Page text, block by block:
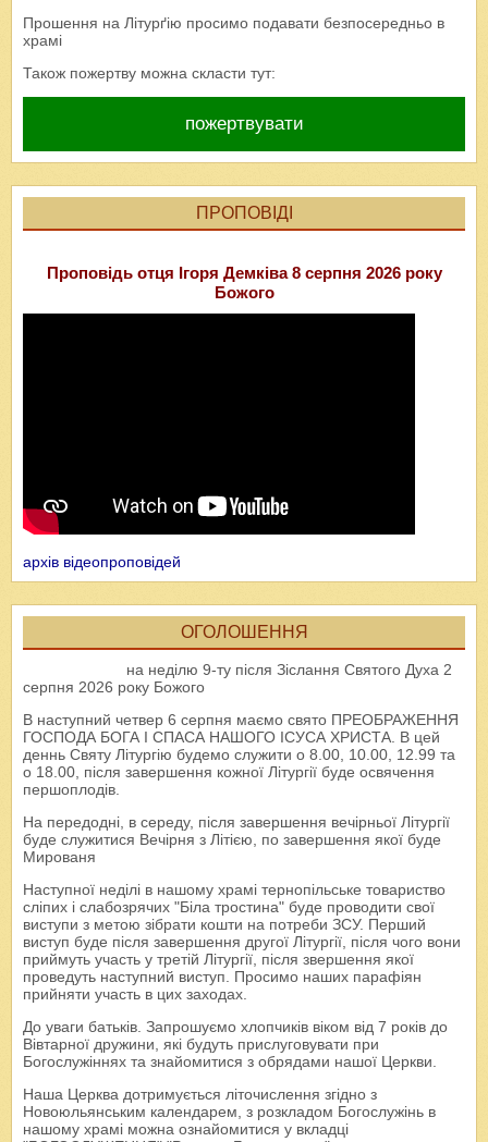
Прошення на Літурґію просимо подавати безпосередньо в
храмі
Також пожертву можна скласти тут:
пожертвувати
ПРОПОВІДІ
Проповідь отця Ігоря Демківа 8 серпня 2026 року
Божого
архів відеопроповідей
ОГОЛОШЕННЯ
на неділю 9-ту після Зіслання Святого Духа 2
серпня 2026 року Божого
В наступний четвер 6 серпня маємо свято ПРЕОБРАЖЕННЯ
ГОСПОДА БОГА І СПАСА НАШОГО ІСУСА ХРИСТА. В цей
деннь Святу Літургію будемо служити о 8.00, 10.00, 12.99 та
о 18.00, після завершення кожної Літургії буде освячення
першоплодів.
На передодні, в середу, після завершення вечірньої Літургії
буде служитися Вечірня з Літією, по завершення якої буде
Мированя
Наступної неділі в нашому храмі тернопільське товариство
сліпих і слабозрячих "Біла тростина" буде проводити свої
виступи з метою зібрати кошти на потреби ЗСУ. Перший
виступ буде після завершення другої Літургії, після чого вони
приймуть участь у третій Літургії, після звершення якої
проведуть наступний виступ. Просимо наших парафіян
прийняти участь в цих заходах.
До уваги батьків. Запрошуємо хлопчиків віком від 7 років до
Вівтарної дружини, які будуть прислуговувати при
Богослужіннях та знайомитися з обрядами нашої Церкви.
Наша Церква дотримується літочислення згідно з
Новоюльянським календарем, з розкладом Богослужінь в
нашому храмі можна ознайомитися у вкладці